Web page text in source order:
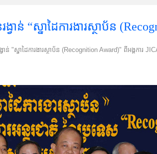
ាន់ “ស្នាដៃការងារស្ថាប័ន
"ស្នាដៃការងារស្ថាប័ន (Recognition Award)" ពីអង្គការ